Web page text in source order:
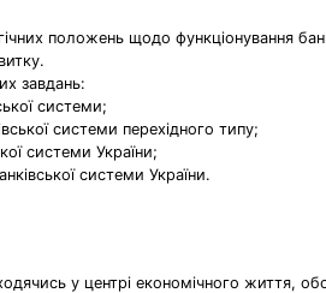
положень щодо функціонування
завдань:
системи;
системи перехідного типу;
системи України;
системи України.
у центрі економічного життя,